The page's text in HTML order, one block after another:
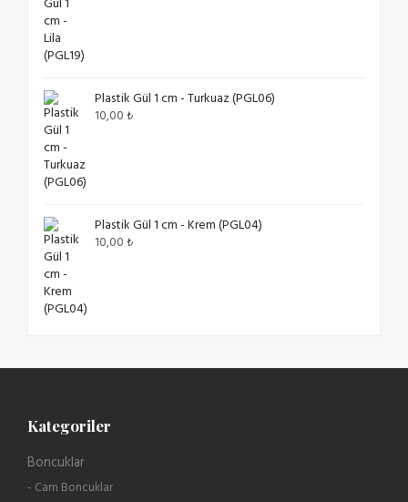
Plastik Gül 1 cm - Turkuaz (PGL06)
10,00₺
Plastik Gül 1 cm - Krem (PGL04)
10,00₺
Kategoriler
Boncuklar
- Cam Boncuklar